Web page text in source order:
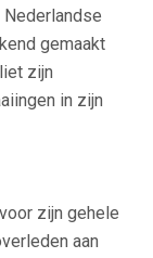
gemaakt
zijn
in zijn
voor zijn gehele
aan